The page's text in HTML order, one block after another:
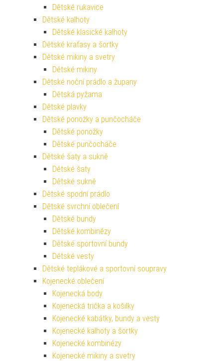
Dětské rukavice
Dětské kalhoty
Dětské klasické kalhoty
Dětské kraťasy a šortky
Dětské mikiny a svetry
Dětské mikiny
Dětské noční prádlo a župany
Dětská pyžama
Dětské plavky
Dětské ponožky a punčocháče
Dětské ponožky
Dětské punčocháče
Dětské šaty a sukně
Dětské šaty
Dětské sukně
Dětské spodní prádlo
Dětské svrchní oblečení
Dětské bundy
Dětské kombinézy
Dětské sportovní bundy
Dětské vesty
Dětské teplákové a sportovní soupravy
Kojenecké oblečení
Kojenecká body
Kojenecká trička a košilky
Kojenecké kabátky, bundy a vesty
Kojenecké kalhoty a šortky
Kojenecké kombinézy
Kojenecké mikiny a svetry